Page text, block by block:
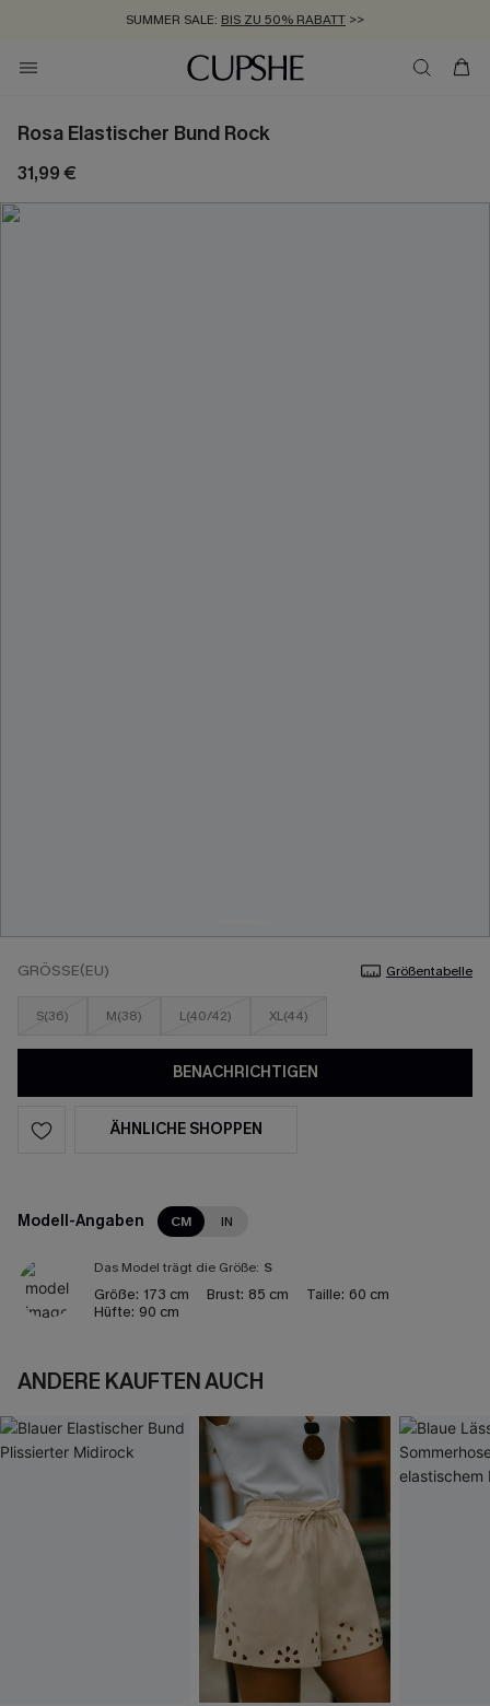
SUMMER SALE: BIS ZU 50% RABATT >>
ZUM NEWSLETTER:BIS ZU -20% EXTRA ERHALTEN
KOSTENLOSER VERSAND AB 89 €
Rosa Elastischer Bund Rock
31,99 €
GRÖSSE(EU) Größentabelle
S(36) M(38) L(40/42) XL(44)
BENACHRICHTIGEN
ÄHNLICHE SHOPPEN
Modell-Angaben CM IN
Das Model trägt die Größe: S
Größe: 173 cm Brust: 85 cm Taille: 60 cm
Hüfte: 90 cm
ANDERE KAUFTEN AUCH